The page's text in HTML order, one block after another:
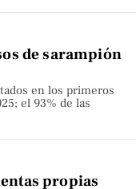
de sarampión
en los primeros
el 93% de las
propias